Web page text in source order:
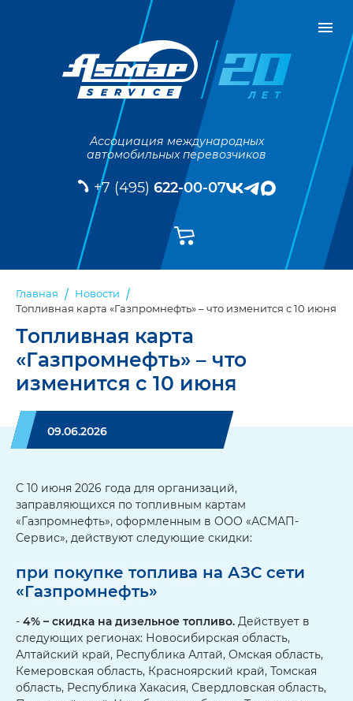
Ассоциация международных
автомобильных перевозчиков
+7 (495) 622-00-07
Главная
Новости
Топливная карта «Газпромнефть» – что изменится с 10 июня
Топливная карта
«Газпромнефть» – что
изменится с 10 июня
09.06.2026
С 10 июня 2026 года для организаций,
заправляющихся по топливным картам
«Газпромнефть», оформленным в ООО «АСМАП-
Сервис», действуют следующие скидки:
при покупке топлива на АЗС сети
«Газпромнефть»
- 4% – скидка на дизельное топливо. Действует в
следующих регионах: Новосибирская область,
Алтайский край, Республика Алтай, Омская область,
Кемеровская область, Красноярский край, Томская
область, Республика Хакасия, Свердловская область,